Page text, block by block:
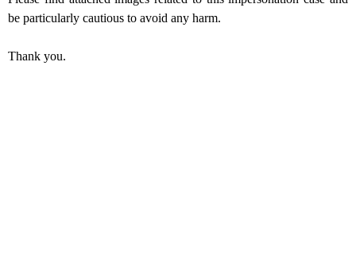
be particularly cautious to avoid any harm.
Thank you.